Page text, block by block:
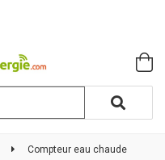
Compteur eau chaude